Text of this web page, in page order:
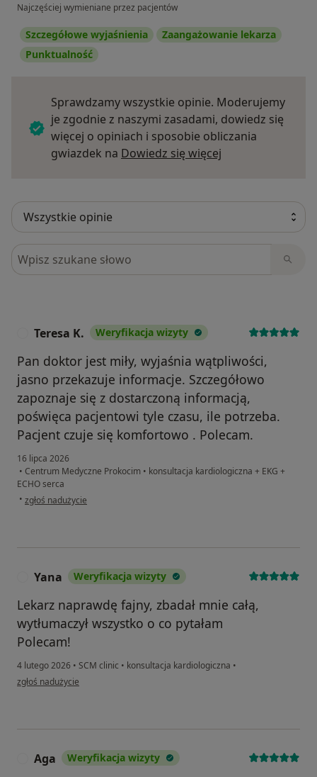
Najczęściej wymieniane przez pacjentów
Szczegółowe wyjaśnienia
Zaangażowanie lekarza
Punktualność
Sprawdzamy wszystkie opinie. Moderujemy
je zgodnie z naszymi zasadami, dowiedz się
więcej o opiniach i sposobie obliczania
gwiazdek na Dowiedz się więcej
Szukaj w opiniach
Teresa K. Weryfikacja wizyty
Pan doktor jest miły, wyjaśnia wątpliwości,
jasno przekazuje informacje. Szczegółowo
zapoznaje się z dostarczoną informacją,
poświęca pacjentowi tyle czasu, ile potrzeba.
Pacjent czuje się komfortowo . Polecam.
16 lipca 2026
• Centrum Medyczne Prokocim • konsultacja kardiologiczna + EKG +
ECHO serca
• w opinii użytkownika Teresa K.
zgłoś nadużycie
Yana Weryfikacja wizyty
Lekarz naprawdę fajny, zbadał mnie całą,
wytłumaczył wszystko o co pytałam
Polecam!
4 lutego 2026 • SCM clinic • konsultacja kardiologiczna •
w opinii użytkownika Yana
zgłoś nadużycie
Aga Weryfikacja wizyty